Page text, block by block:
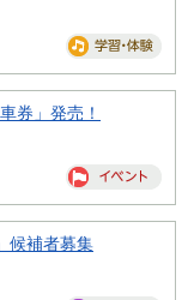
券」発売！
候補者募集